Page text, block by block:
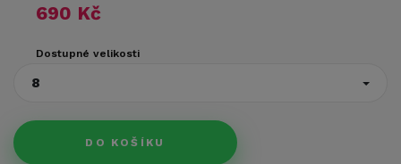
690 Kč
Dostupné velikosti
8
DO KOŠÍKU